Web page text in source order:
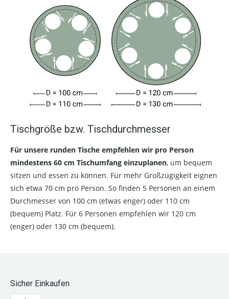
Tischgröße bzw. Tischdurchmesser
Für unsere runden Tische empfehlen wir pro Person
mindestens 60 cm Tischumfang einzuplanen, um bequem
sitzen und essen zu können. Für mehr Großzügigkeit eignen
sich etwa 70 cm pro Person. So finden 5 Personen an einem
Durchmesser von 100 cm (etwas enger) oder 110 cm
(bequem) Platz. Für 6 Personen empfehlen wir 120 cm
(enger) oder 130 cm (bequem).
Sicher Einkaufen